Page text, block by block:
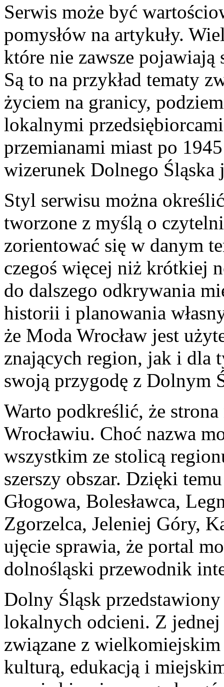
Serwis może być
pomysłów na artykuły.
które nie zawsze
Są to na przykład tematy
życiem na granicy,
lokalnymi
przemianami miast po
wizerunek Dolnego
Styl serwisu można
tworzone z myślą o
zorientować się w danym
czegoś więcej niż krótkiej
do dalszego odkrywania
historii i planowania
że Moda Wrocław jest
znających region, jak i dla
swoją przygodę z Dolnym
Warto podkreślić, że
Wrocławiu. Choć nazwa
wszystkim ze stolicą
szerszy obszar. Dzięki
Głogowa, Bolesławca,
Zgorzelca, Jeleniej Góry,
ujęcie sprawia, że portal
dolnośląski przewodnik
Dolny Śląsk
lokalnych odcieni. Z
związane z
kulturą, edukacją i